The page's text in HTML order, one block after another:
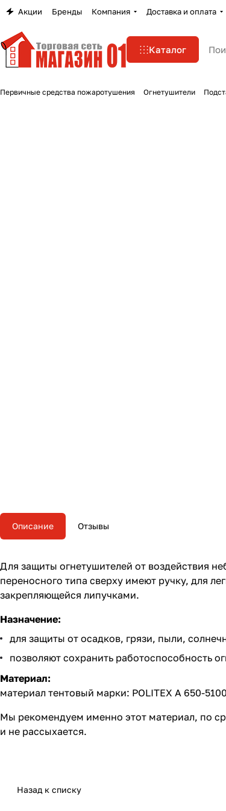
Акции Бренды Компания Доставка и оплата
Каталог
Первичные средства пожаротушения Огнетушители
Описание Отзывы
Для защиты огнетушителей от воздействия
переносного типа сверху имеют ручку, для
закрепляющейся липучками.
Назначение:
для защиты от осадков, грязи, пыли,
позволяют сохранить работоспособность
Материал:
материал тентовый марки: POLITEX A 650-
Мы рекомендуем именно этот материал, по
и не рассыхается.
Назад к списку